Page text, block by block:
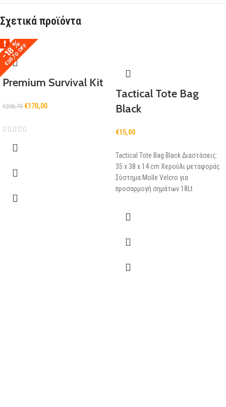
Σχετικά προϊόντα
€36,70 OFF
€36,70 OFF
-18 %
%
Premium Survival Kit
€206,70 €170,00
Tactical Tote Bag
Black
€15,00
Tactical Tote Bag Black Διαστάσεις:
35 x 38 x 14 cm Χερούλι μεταφοράς
Σύστημα Molle Velcro για
προσαρμογή σημάτων 18Lt